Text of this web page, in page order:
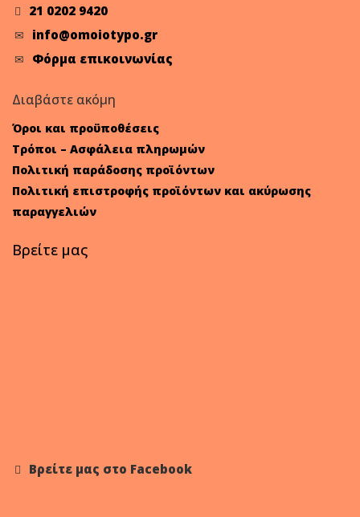
21 0202 9420
info@omoiotypo.gr
Φόρμα επικοινωνίας
Διαβάστε ακόμη
Όροι και προϋποθέσεις
Τρόποι – Ασφάλεια πληρωμών
Πολιτική παράδοσης προϊόντων
Πολιτική επιστροφής προϊόντων και ακύρωσης
παραγγελιών
Βρείτε μας
Βρείτε μας στο Facebook